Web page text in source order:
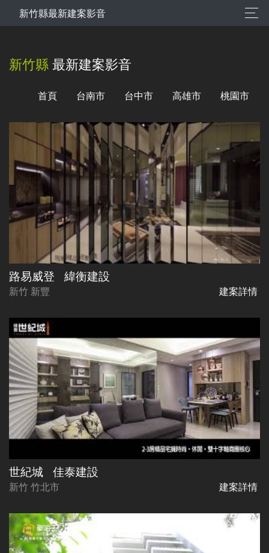
新竹縣最新建案影音
新竹縣 最新建案影音
首頁 台南市 台中市 高雄市 桃園市
路易威登 緯衡建設
新竹 新豐 建案詳情
世紀城 佳泰建設
新竹 竹北市 建案詳情